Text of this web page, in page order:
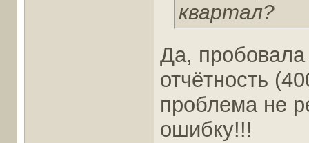
квартал?
Да, пробовала
отчётность
проблема не
ошибку!!!